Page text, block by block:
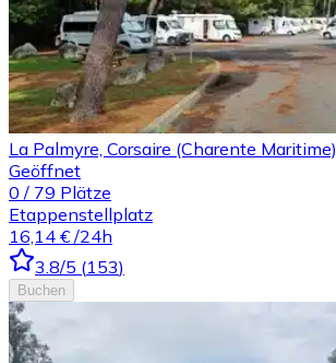
La Palmyre, Corsaire (Charente Maritime)
Geöffnet
0 / 79 Plätze
Etappenstellplatz
16,14 € /24h
3.8/5 (153)
Buchen